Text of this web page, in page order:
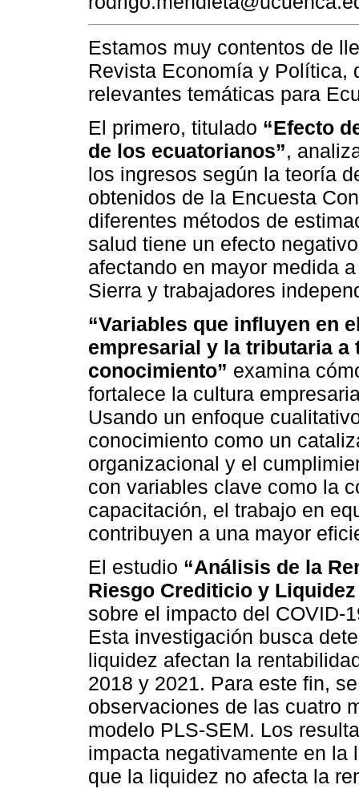
Estamos muy contentos de
Revista Economía y Política,
relevantes temáticas para
El primero, titulado “Efecto
de los ecuatorianos”,
los ingresos según la teoría
obtenidos de la Encuesta
diferentes métodos de
salud tiene un efecto
afectando en mayor medida
Sierra y trabajadores
“Variables que influyen en
empresarial y la tributaria a
conocimiento” examina
fortalece la cultura
Usando un enfoque
conocimiento como un
organizacional y el
con variables clave como la
capacitación, el trabajo en
contribuyen a una mayor
El estudio “Análisis de la
Riesgo Crediticio y
sobre el impacto del COVID-
Esta investigación busca
liquidez afectan la
2018 y 2021. Para este fin,
observaciones de las cuatro
modelo PLS-SEM. Los
impacta negativamente en la
que la liquidez no afecta la